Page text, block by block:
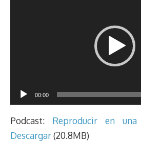
00:00
Podcast: Reproducir en
Descargar(20.8MB)